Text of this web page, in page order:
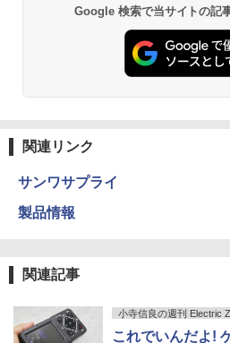
Google 検索で当サイトの記
関連リンク
サンワサプライ
製品情報
関連記事
小寺信良の週刊 Electric
これでいんだよ!